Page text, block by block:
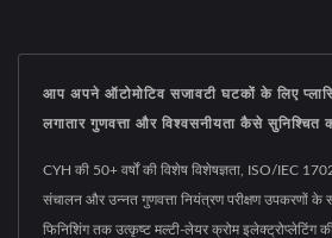
आप अपने ऑटोमोटिव सजावटी घटकों के लिए
लगातार गुणवत्ता और विश्वसनीयता कैसे
CYH की 50+ वर्षों की विशेष विशेषज्ञता, ISO/IEC
संचालन और उन्नत गुणवत्ता नियंत्रण परीक्षण उपकरणों
फिनिशिंग तक उत्कृष्ट मल्टी-लेयर क्रोम इलेक्ट्रोप्लेटिंग